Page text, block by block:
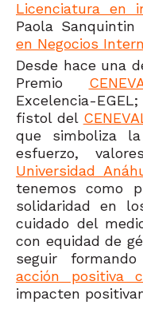
Licenciatura en
Paola
en Negocios
Desde hace una
Premio
Excelencia-
fistol del
que simboliza
esfuerzo,
Universidad
tenemos como
solidaridad en
cuidado del
con equidad de
seguir
acción positiva
impacten